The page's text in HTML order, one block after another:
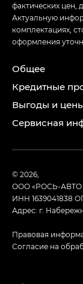
фактических цен,
Актуальную
комплектациях,
оформления
Общее
Кредитные
Выгоды и
Сервисная
© 2026,
ООО «РОСЬ-АВТО
ИНН 1639041838
Адрес: г.
Правовая
Согласие на